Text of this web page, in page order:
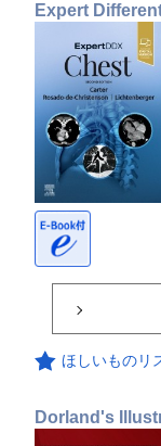
Expert
ほしいものリ
Dorland's